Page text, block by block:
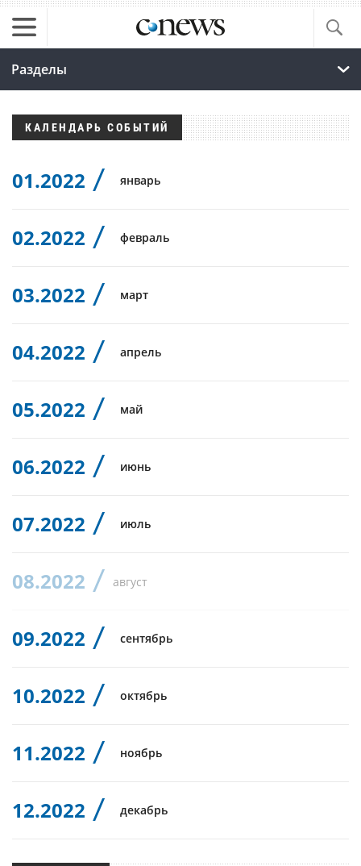
Разделы
КАЛЕНДАРЬ СОБЫТИЙ
01.2022 январь
02.2022 февраль
03.2022 март
04.2022 апрель
05.2022 май
06.2022 июнь
07.2022 июль
08.2022 август
09.2022 сентябрь
10.2022 октябрь
11.2022 ноябрь
12.2022 декабрь